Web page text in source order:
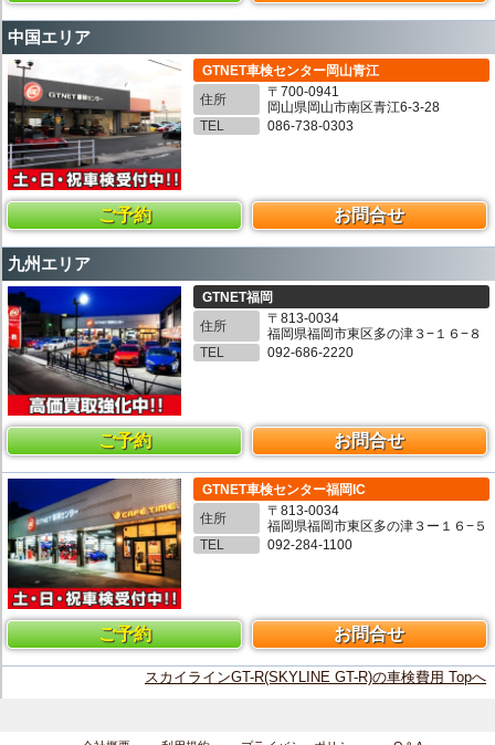
中国エリア
GTNET車検センター岡山青江
住所
〒700-0941
岡山県岡山市南区青江6-3-28
TEL
086-738-0303
ご予約 お問合せ
九州エリア
GTNET福岡
住所
〒813-0034
福岡県福岡市東区多の津３−１６−８
TEL
092-686-2220
ご予約 お問合せ
GTNET車検センター福岡IC
住所
〒813-0034
福岡県福岡市東区多の津３ー１６−５
TEL
092-284-1100
ご予約 お問合せ
スカイラインGT-R(SKYLINE GT-R)の車検費用 Topへ